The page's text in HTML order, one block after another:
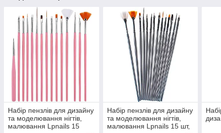
Набір пензлів для дизайну
та моделювання нігтів,
малювання Lpnails 15
Набір пензлів для дизайну
та моделювання нігтів,
малювання Lpnails 15 шт,